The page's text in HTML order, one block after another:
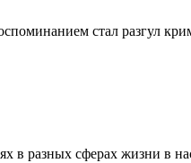
стал разгул
в разных сферах жизни в